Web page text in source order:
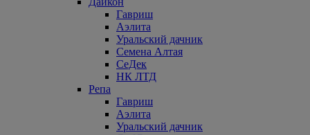
Гавриш
Аэлита
Уральский дачник
Семена Алтая
СеДек
НК ЛТД
Репа
Гавриш
Аэлита
Уральский дачник